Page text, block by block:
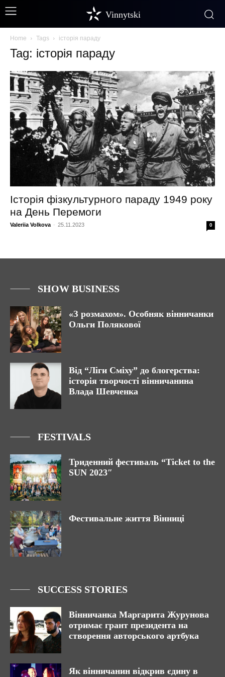
Vinnytski
Home Tags історія параду
Tag: історія параду
Історія фізкультурного параду 1949 року
на День Перемоги
Valeriia Volkova - 25.11.2023 0
SHOW BUSINESS
«З розмахом». Особняк вінничанки
Ольги Полякової
Від “Ліги Сміху” до блогерства:
історія творчості вінничанина
Влада Шевченка
FESTIVALS
Триденний фестиваль “Ticket to the
SUN 2023″
Фестивальне життя Вінниці
SUCCESS STORIES
Вінничанка Маргарита Журунова
отримає грант президента на
створення авторського артбука
Як вінничанин відкрив єдину в